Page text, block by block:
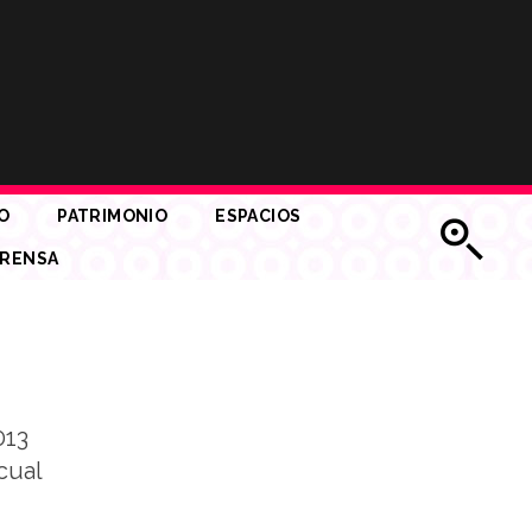
PATRIMONIO ESPACIOS